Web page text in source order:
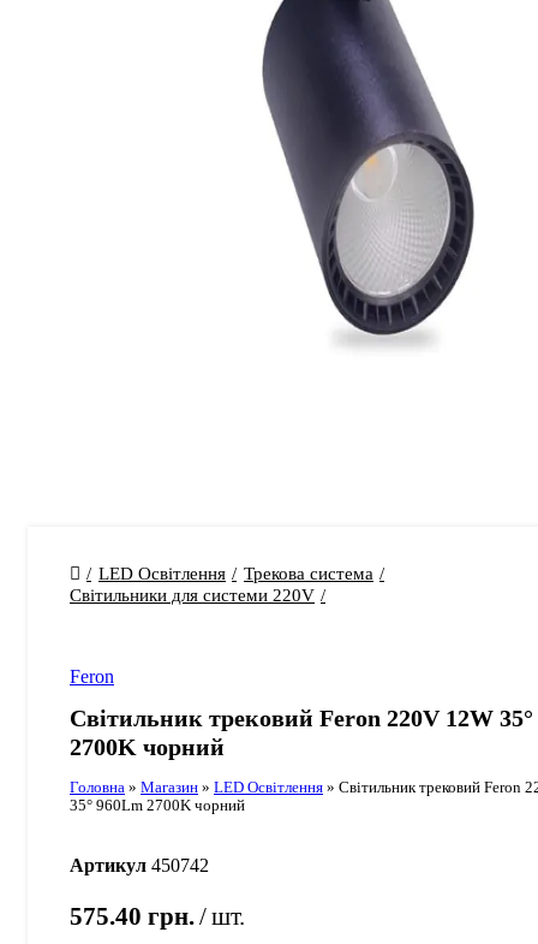
LED Освітлення
Трекова система
Світильники для системи 220V
Feron
Світильник трековий Feron 220V 12W
2700K чорний
Головна » Магазин » LED Освітлення » Світильник трековий Feron
35° 960Lm 2700K чорний
Артикул 450742
575.40 грн. шт.